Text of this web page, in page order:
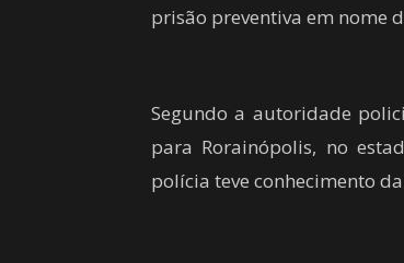
prisão preventiva em nome
Segundo a autoridade
para Rorainópolis, no
polícia teve conhecimento